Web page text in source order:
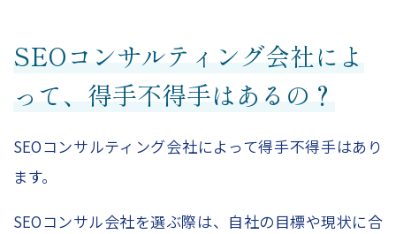
SEOコンサルティング会社によ
って、得手不得手はあるの？
SEOコンサルティング会社によって得手不得手はあり
ます。
SEOコンサル会社を選ぶ際は、自社の目標や現状に合